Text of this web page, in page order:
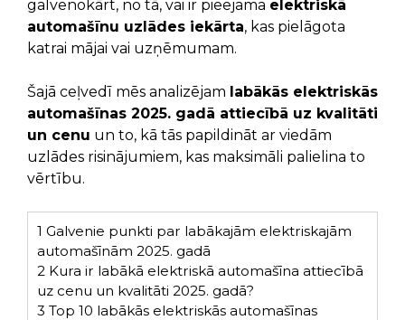
galvenokārt, no tā, vai ir pieejama elektriskā
automašīnu uzlādes iekārta, kas pielāgota
katrai mājai vai uzņēmumam.
Šajā ceļvedī mēs analizējam labākās elektriskās
automašīnas 2025. gadā attiecībā uz kvalitāti
un cenu un to, kā tās papildināt ar viedām
uzlādes risinājumiem, kas maksimāli palielina to
vērtību.
1 Galvenie punkti par labākajām elektriskajām
automašīnām 2025. gadā
2 Kura ir labākā elektriskā automašīna attiecībā
uz cenu un kvalitāti 2025. gadā?
3 Top 10 labākās elektriskās automašīnas